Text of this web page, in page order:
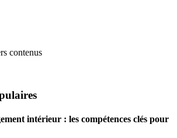
contenus
intérieur : les compétences clés pour